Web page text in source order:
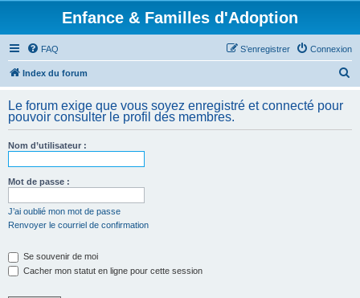
Enfance & Familles d'Adoption
FAQ Connexion
S’enregistrer
Index du forum
h
Le forum exige que vous soyez enregistré et connecté pour
pouvoir consulter le profil des membres.
Nom d’utilisateur :
Mot de passe :
J’ai oublié mon mot de passe
Renvoyer le courriel de confirmation
Se souvenir de moi
Cacher mon statut en ligne pour cette session